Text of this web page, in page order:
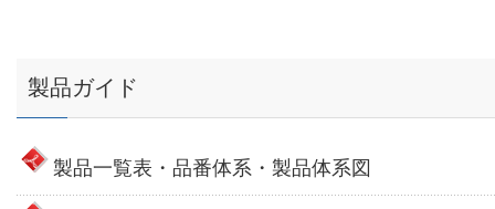
製品ガイド
製品一覧表・品番体系・製品体系図